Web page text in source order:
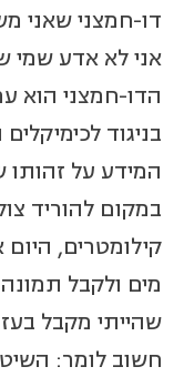
דו-חמצני שאני
אני לא אדע שמי
הדו-חמצני הוא
בניגוד
המידע על
במקום להוריד
קילומטרים, היום
מים ולקבל
שהייתי מקבל
חשוב לומר: